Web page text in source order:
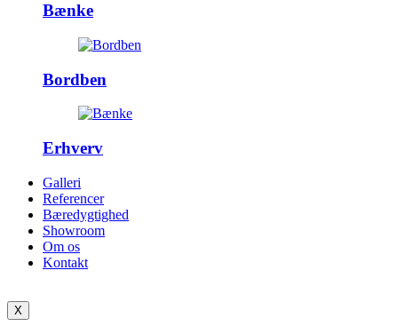
Bænke
Bordben
Erhverv
Galleri
Referencer
Bæredygtighed
Showroom
Om os
Kontakt
X